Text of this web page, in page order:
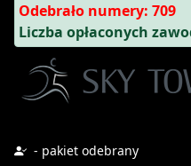
Odebrało numery: 709
Liczba opłaconych
- pakiet odebrany